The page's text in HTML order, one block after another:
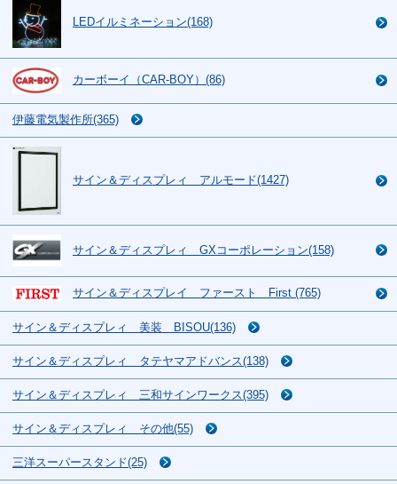
LEDイルミネーション(168)
カーボーイ（CAR-BOY）(86)
伊藤電気製作所(365)
サイン＆ディスプレィ アルモード(1427)
サイン＆ディスプレィ GXコーポレーション(158)
サイン＆ディスプレイ ファースト First (765)
サイン＆ディスプレィ 美装 BISOU(136)
サイン＆ディスプレィ タテヤマアドバンス(138)
サイン＆ディスプレィ 三和サインワークス(395)
サイン＆ディスプレィ その他(55)
三洋スーパースタンド(25)